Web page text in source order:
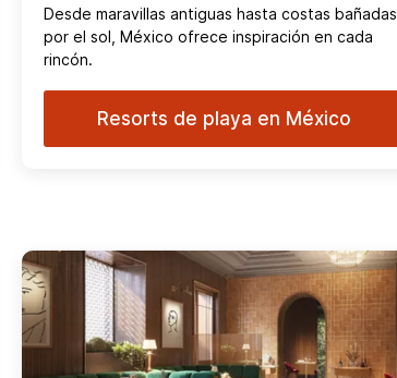
Desde maravillas antiguas hasta costas bañadas
por el sol, México ofrece inspiración en cada
rincón.
Resorts de playa en México